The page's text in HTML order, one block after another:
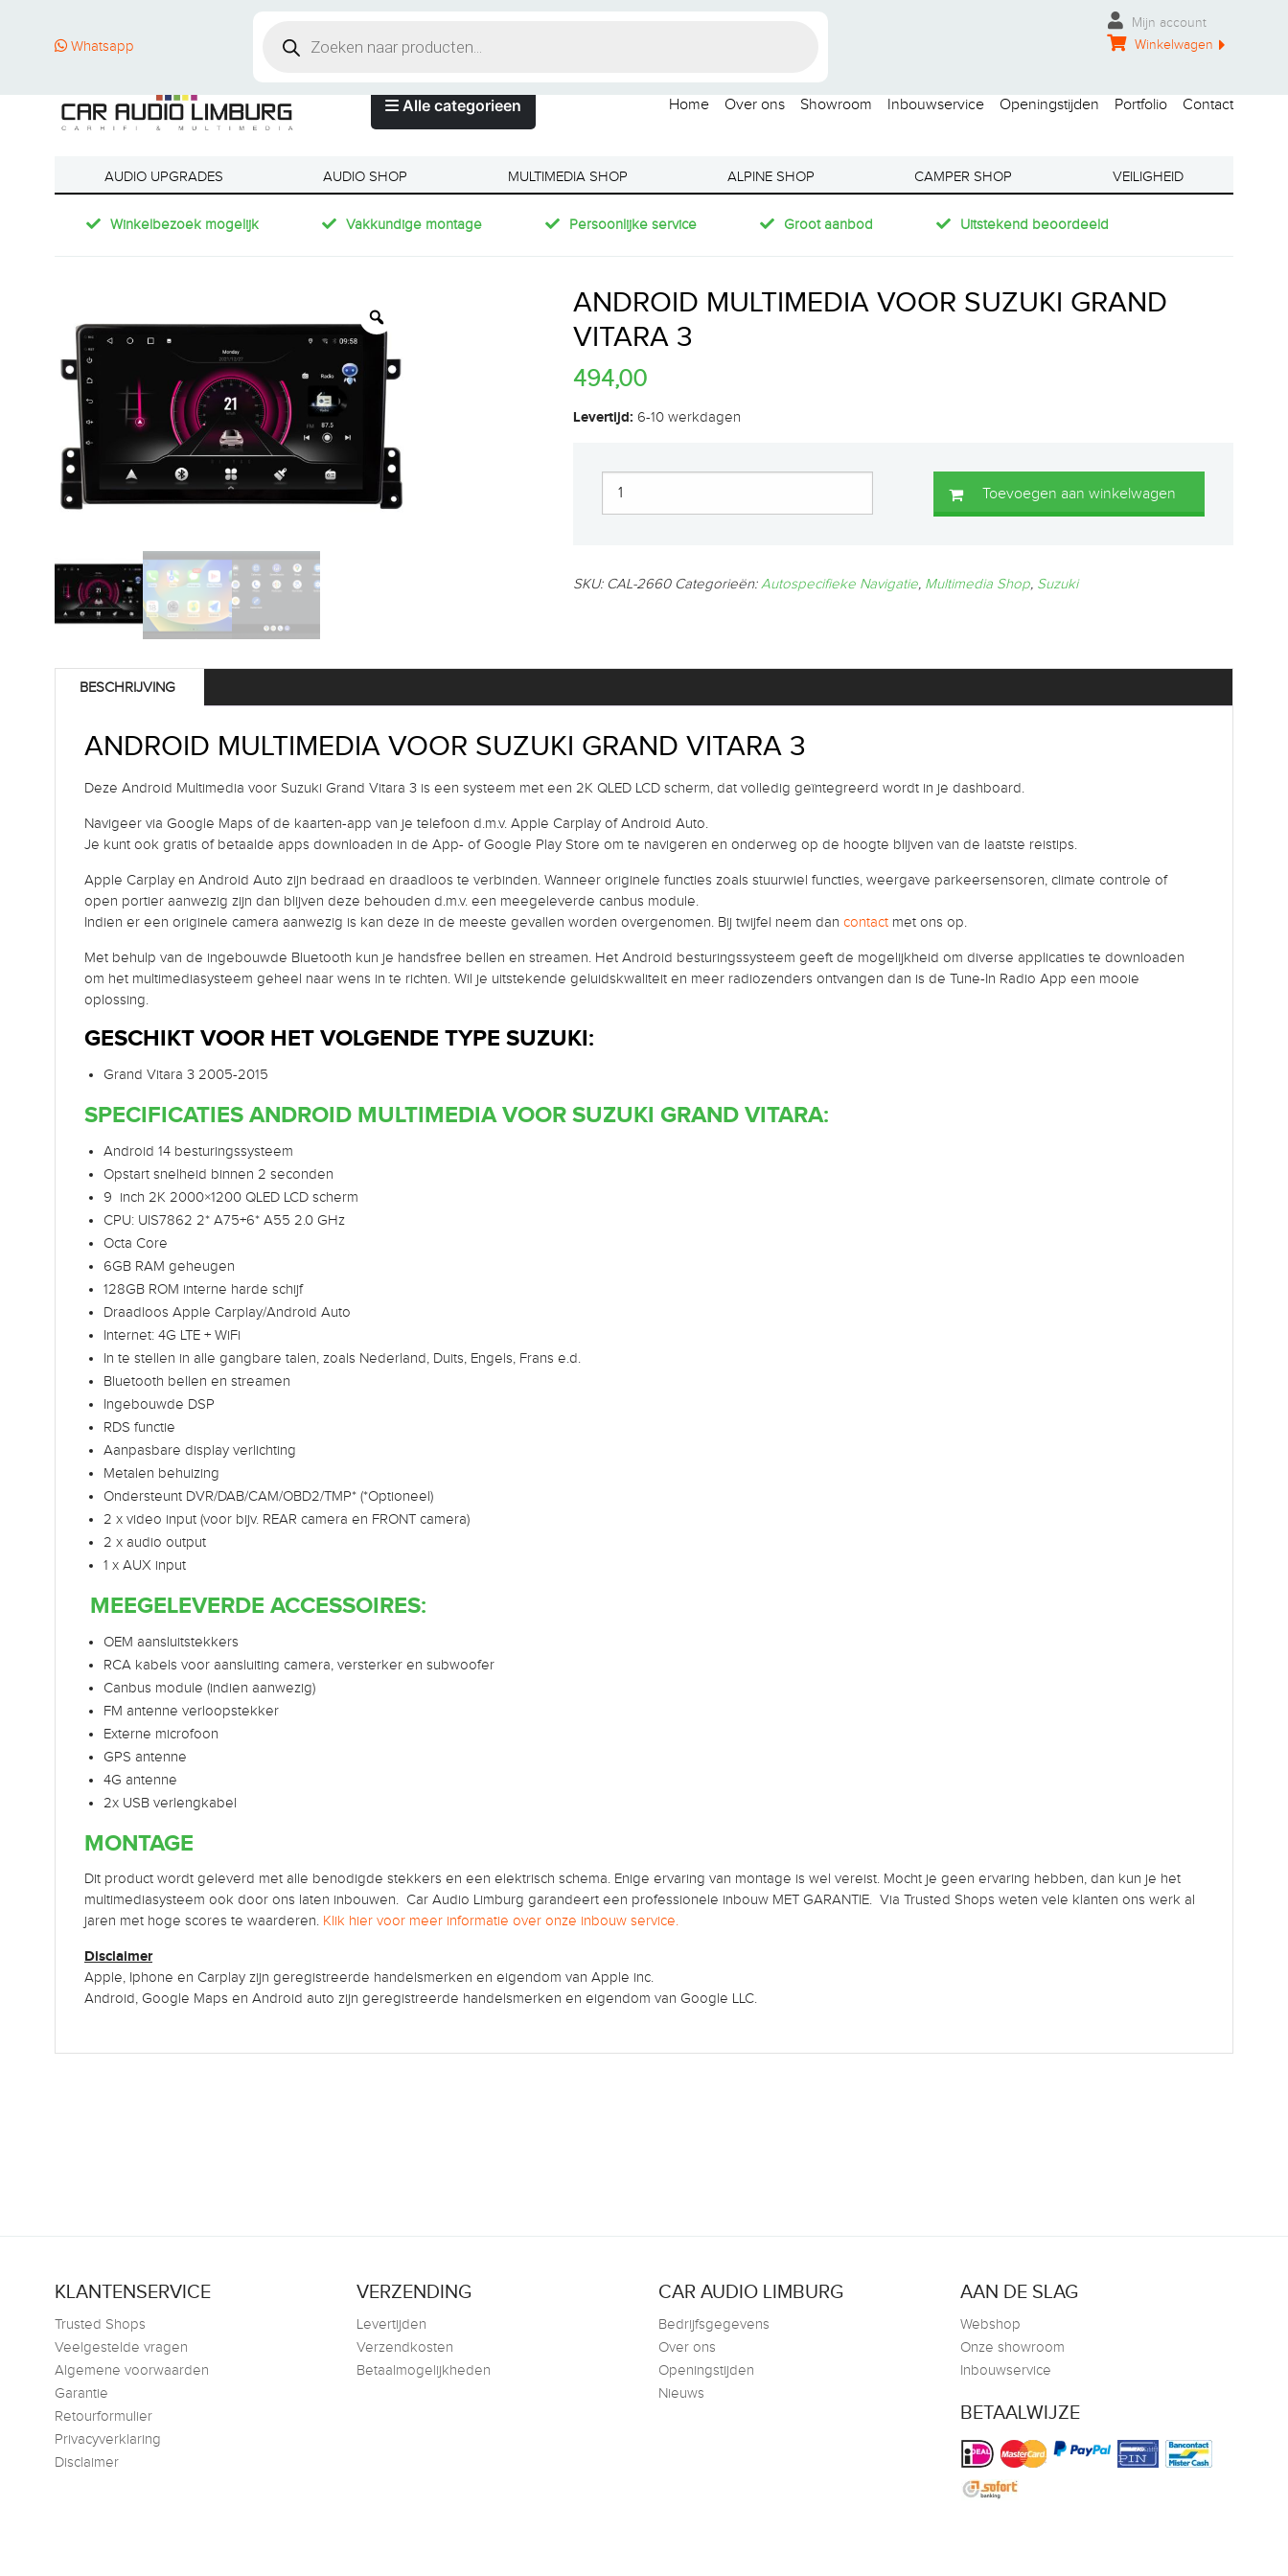
Whatsapp
Mijn account
Winkelwagen
Alle categorieen Home Over ons Showroom Inbouwservice Openingstijden Portfolio Contact
AUDIO UPGRADES AUDIO SHOP MULTIMEDIA SHOP ALPINE SHOP CAMPER SHOP VEILIGHEID
Winkelbezoek mogelijk Vakkundige montage Persoonlijke service Groot aanbod Uitstekend beoordeeld
ANDROID MULTIMEDIA VOOR SUZUKI GRAND
VITARA 3
494,00
Levertijd: 6-10 werkdagen
Toevoegen aan winkelwagen
SKU: CAL-2660 Categorieën:Autospecifieke Navigatie, Multimedia Shop, Suzuki
BESCHRIJVING
ANDROID MULTIMEDIA VOOR SUZUKI GRAND VITARA 3
Deze Android Multimedia voor Suzuki Grand Vitara 3 is een systeem met een 2K QLED LCD scherm, dat volledig geïntegreerd wordt in je dashboard.
Navigeer via Google Maps of de kaarten-app van je telefoon d.m.v. Apple Carplay of Android Auto.
Je kunt ook gratis of betaalde apps downloaden in de App- of Google Play Store om te navigeren en onderweg op de hoogte blijven van de laatste reistips.
Apple Carplay en Android Auto zijn bedraad en draadloos te verbinden. Wanneer originele functies zoals stuurwiel functies, weergave parkeersensoren, climate controle of
open portier aanwezig zijn dan blijven deze behouden d.m.v. een meegeleverde canbus module.
Indien er een originele camera aanwezig is kan deze in de meeste gevallen worden overgenomen. Bij twijfel neem dan contact met ons op.
Met behulp van de ingebouwde Bluetooth kun je handsfree bellen en streamen. Het Android besturingssysteem geeft de mogelijkheid om diverse applicaties te downloaden
om het multimediasysteem geheel naar wens in te richten. Wil je uitstekende geluidskwaliteit en meer radiozenders ontvangen dan is de Tune-In Radio App een mooie
oplossing.
GESCHIKT VOOR HET VOLGENDE TYPE SUZUKI:
Grand Vitara 3 2005-2015
SPECIFICATIES ANDROID MULTIMEDIA VOOR SUZUKI GRAND VITARA:
Android 14 besturingssysteem
Opstart snelheid binnen 2 seconden
9 inch 2K 2000×1200 QLED LCD scherm
CPU: UIS7862 2* A75+6* A55 2.0 GHz
Octa Core
6GB RAM geheugen
128GB ROM interne harde schijf
Draadloos Apple Carplay/Android Auto
Internet: 4G LTE + WiFi
In te stellen in alle gangbare talen, zoals Nederland, Duits, Engels, Frans e.d.
Bluetooth bellen en streamen
Ingebouwde DSP
RDS functie
Aanpasbare display verlichting
Metalen behuizing
Ondersteunt DVR/DAB/CAM/OBD2/TMP* (*Optioneel)
2 x video input (voor bijv. REAR camera en FRONT camera)
2 x audio output
1 x AUX input
MEEGELEVERDE ACCESSOIRES:
OEM aansluitstekkers
RCA kabels voor aansluiting camera, versterker en subwoofer
Canbus module (indien aanwezig)
FM antenne verloopstekker
Externe microfoon
GPS antenne
4G antenne
2x USB verlengkabel
MONTAGE
Dit product wordt geleverd met alle benodigde stekkers en een elektrisch schema. Enige ervaring van montage is wel vereist. Mocht je geen ervaring hebben, dan kun je het
multimediasysteem ook door ons laten inbouwen. Car Audio Limburg garandeert een professionele inbouw MET GARANTIE. Via Trusted Shops weten vele klanten ons werk al
jaren met hoge scores te waarderen. Klik hier voor meer informatie over onze inbouw service.
Disclaimer
Apple, Iphone en Carplay zijn geregistreerde handelsmerken en eigendom van Apple inc.
Android, Google Maps en Android auto zijn geregistreerde handelsmerken en eigendom van Google LLC.
KLANTENSERVICE
Trusted Shops
Veelgestelde vragen
Algemene voorwaarden
Garantie
Retourformulier
Privacyverklaring
Disclaimer
VERZENDING
Levertijden
Verzendkosten
Betaalmogelijkheden
CAR AUDIO LIMBURG
Bedrijfsgegevens
Over ons
Openingstijden
Nieuws
AAN DE SLAG
Webshop
Onze showroom
Inbouwservice
BETAALWIJZE